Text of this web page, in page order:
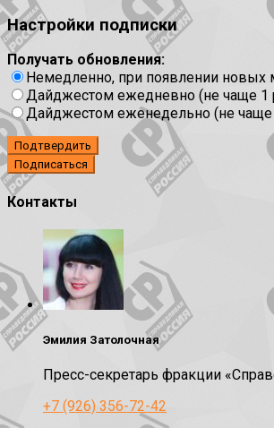
Настройки подписки
Получать обновления:
Немедленно, при появлении новых
Дайджестом ежедневно (не чаще 1
Дайджестом еженедельно (не
Подтвердить
Контакты
Эмилия Затолочная
Пресс-секретарь фракции
+7 (926) 356-72-42